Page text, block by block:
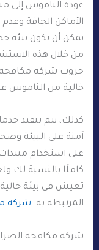
عودة الناموس إلى
الأماكن الجافة وعدم
يمكن أن تكون بيئة
من خلال هذه
جروب شركة مكافحة
خالية من الناموس
كذلك، يتم تنفيذ
آمنة على البيئة
على استخدام
كاملًا بالنسبة لك
تعيش في بيئة
المرتبطة به. شركة
شركة مكافحة